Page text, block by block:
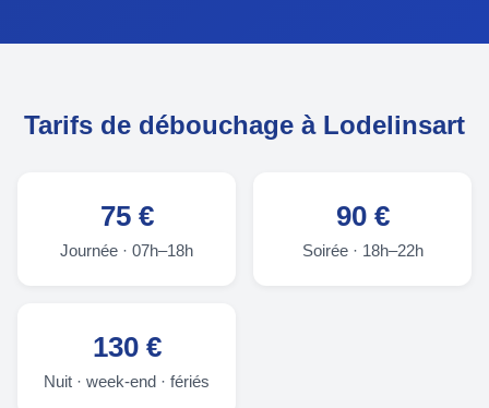
Tarifs de débouchage à Lodelinsart
75 €
Journée · 07h–18h
90 €
Soirée · 18h–22h
130 €
Nuit · week-end · fériés